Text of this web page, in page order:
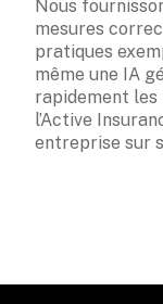
Nous
mesures
pratiques
même une IA
rapidement les
l’Active
entreprise sur